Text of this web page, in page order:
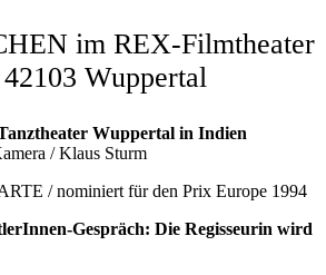
im REX-Filmtheater
Wuppertal
Wuppertal in Indien
/ Klaus Sturm
/ nominiert für den Prix Europe 1994
Gespräch: Die Regisseurin wird